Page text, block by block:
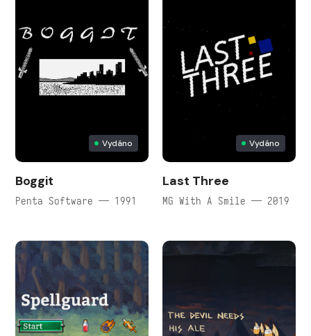
Vydáno
Boggit
Penta Software — 1991
Vydáno
Last Three
MG With A Smile — 2019